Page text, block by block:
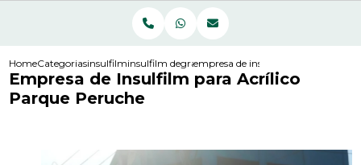
HomeCategoriasinsulfilminsulfilm degradeempresa de insulfilm para acrilico
Empresa de Insulfilm para Acrílico
Parque Peruche